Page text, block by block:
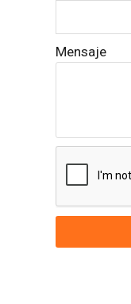
Mensaje